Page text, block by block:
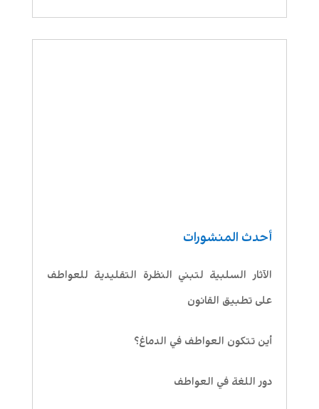
أحدث المنشورات
الآثار السلبية لتبني النظرة التقليدية للعواطف
على تطبيق القانون
أين تتكون العواطف في الدماغ؟
دور اللغة في العواطف